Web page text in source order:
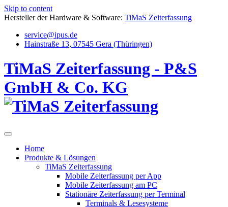
Skip to content
Hersteller der Hardware & Software: TiMaS Zeiterfassung
service@ipus.de
Hainstraße 13, 07545 Gera (Thüringen)
TiMaS Zeiterfassung - P&S
GmbH & Co. KG
Home
Produkte & Lösungen
TiMaS Zeiterfassung
Mobile Zeiterfassung per App
Mobile Zeiterfassung am PC
Stationäre Zeiterfassung per Terminal
Terminals & Lesesysteme